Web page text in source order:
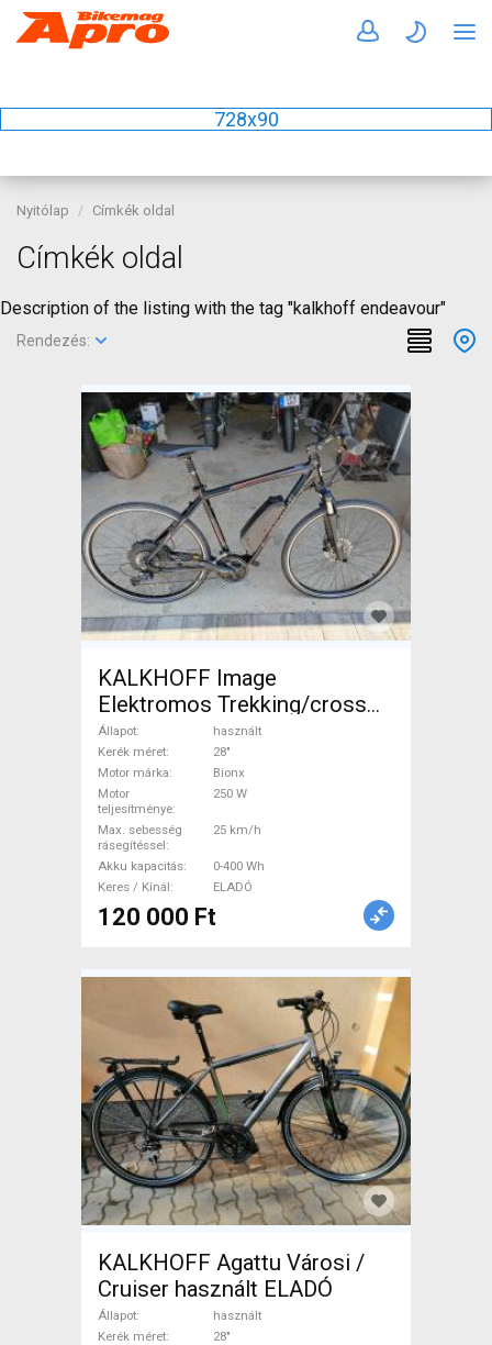
728x90
Nyitólap Címkék oldal
Címkék oldal
Description of the listing with the tag "kalkhoff endeavour"
Rendezés:
KALKHOFF Image
Elektromos Trekking/cross
25 km/h Bionx 0-400 Wh
használt ELADÓ
Állapot
használt
Kerék méret
28"
Motor márka
Bionx
Motor
teljesítménye
250 W
Max. sebesség
rásegítéssel
25 km/h
Akku kapacitás
0-400 Wh
Keres / Kínál
ELADÓ
120 000 Ft
KALKHOFF Agattu Városi /
Cruiser használt ELADÓ
Állapot
használt
Kerék méret
28"